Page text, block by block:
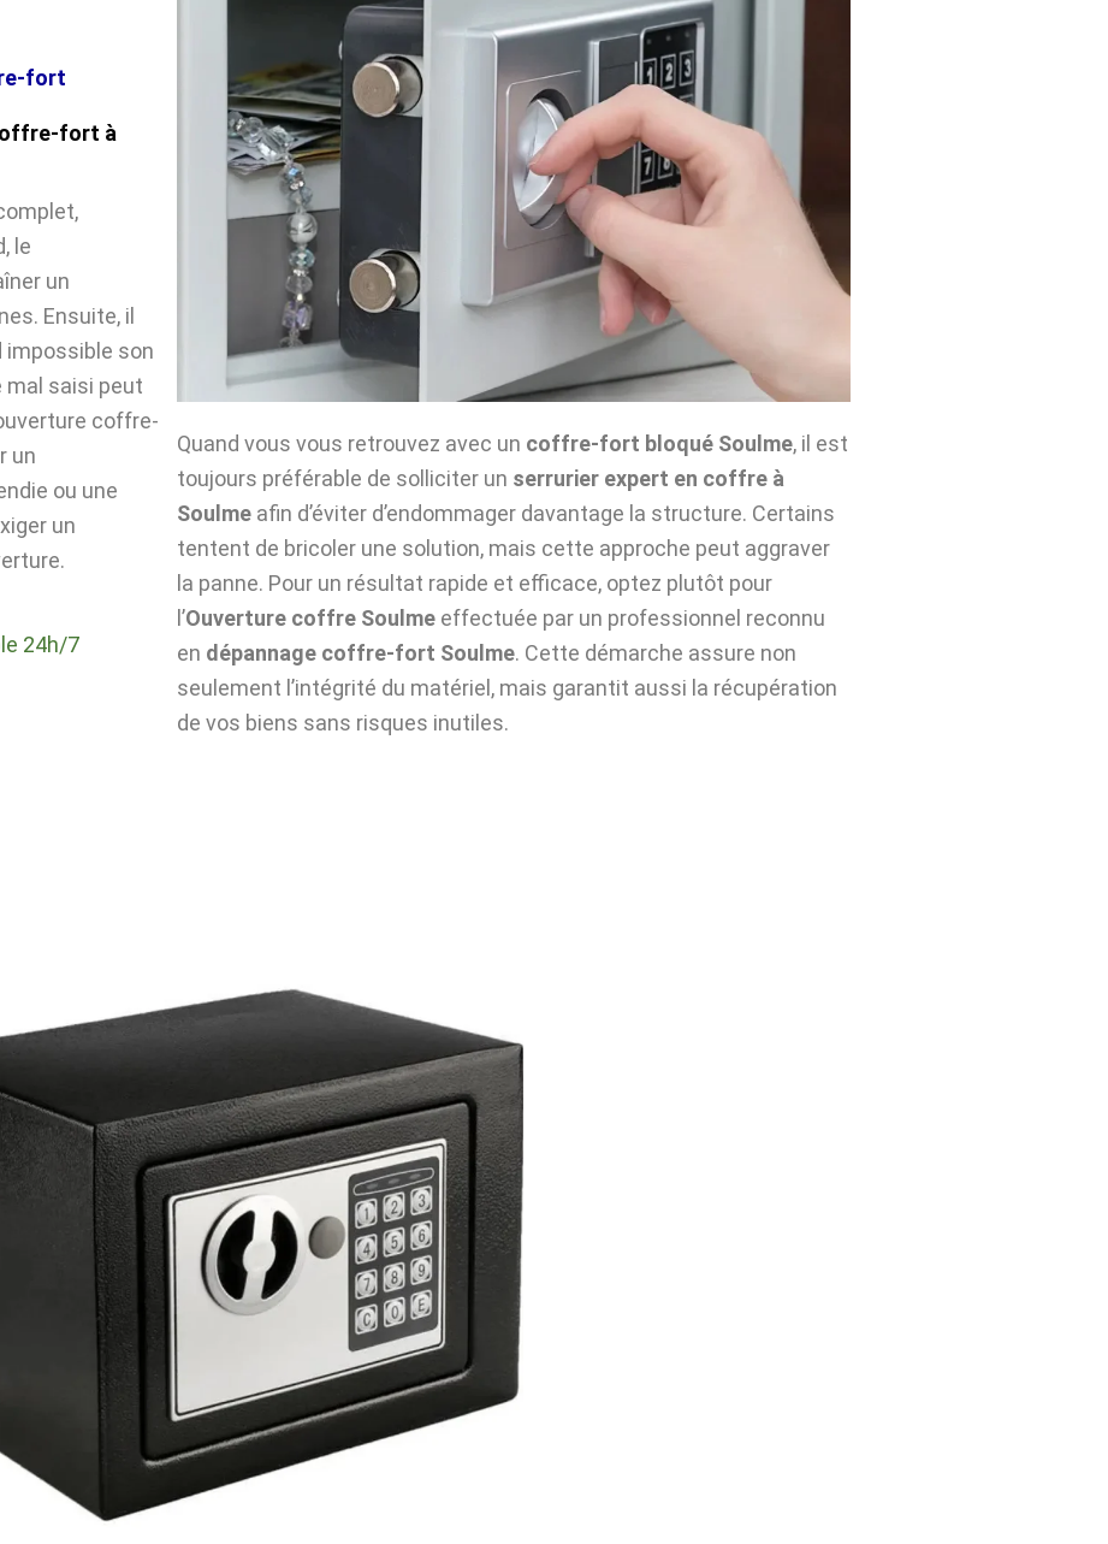
fort
fort à
le
un
Ensuite, il
impossible son
mal saisi peut
coffre-
un
ou une
un
24h/7
Quand vous vous retrouvez avec un coffre-fort bloqué Soulme, il est
toujours préférable de solliciter un serrurier expert en coffre à
Soulme afin d’éviter d’endommager davantage la structure. Certains
tentent de bricoler une solution, mais cette approche peut aggraver
la panne. Pour un résultat rapide et efficace, optez plutôt pour
l’Ouverture coffre Soulme effectuée par un professionnel reconnu
en dépannage coffre-fort Soulme. Cette démarche assure non
seulement l’intégrité du matériel, mais garantit aussi la récupération
de vos biens sans risques inutiles.